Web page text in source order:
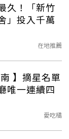
久！「新竹
」投入千萬
在地推薦
】摘星名單
唯一連續四
愛吃橘